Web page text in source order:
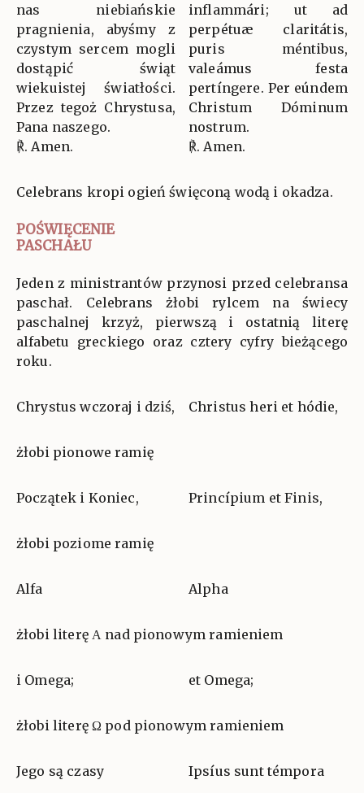
nas niebiańskie
pragnienia, abyśmy z
czystym sercem mogli
dostąpić świąt
wiekuistej światłości.
Przez tegoż Chrystusa,
Pana naszego.
℟. Amen.
inflammári; ut ad
perpétuæ claritátis,
puris méntibus,
valeámus festa
pertíngere. Per eúndem
Christum Dóminum
nostrum.
℟. Amen.
Celebrans kropi ogień święconą wodą i okadza.
POŚWIĘCENIE
PASCHAŁU
Jeden z ministrantów przynosi przed celebransa
paschał. Celebrans żłobi rylcem na świecy
paschalnej krzyż, pierwszą i ostatnią literę
alfabetu greckiego oraz cztery cyfry bieżącego
roku.
Chrystus wczoraj i dziś, Christus heri et hódie,
żłobi pionowe ramię
Początek i Koniec, Princípium et Finis,
żłobi poziome ramię
Alfa Alpha
żłobi literę Α nad pionowym ramieniem
i Omega; et Omega;
żłobi literę Ω pod pionowym ramieniem
Jego są czasy Ipsíus sunt témpora